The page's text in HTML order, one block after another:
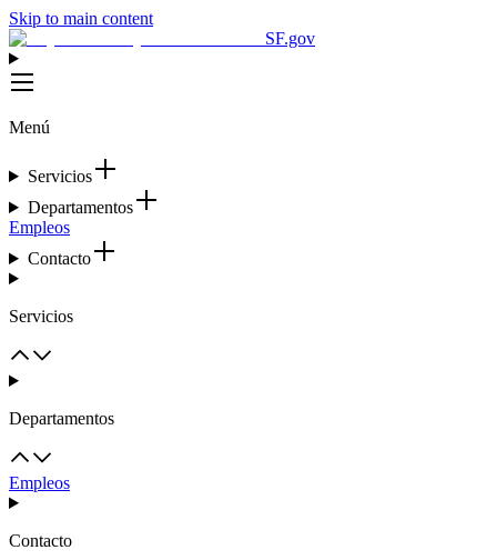
Skip to main content
SF.gov
Menú
Servicios
Departamentos
Empleos
Contacto
Servicios
Departamentos
Empleos
Contacto